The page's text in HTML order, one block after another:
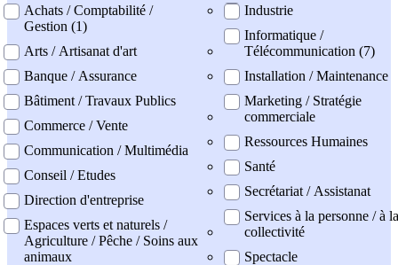
professionel
Achats / Comptabilité /
Gestion (1)
Arts / Artisanat d'art
Banque / Assurance
Bâtiment / Travaux Publics
Commerce / Vente
Communication / Multimédia
Conseil / Etudes
Direction d'entreprise
Espaces verts et naturels /
Agriculture / Pêche / Soins aux
animaux
Industrie
Informatique /
Télécommunication (7)
Installation / Maintenance
Marketing / Stratégie
commerciale
Ressources Humaines
Santé
Secrétariat / Assistanat
Services à la personne / à la
collectivité
Spectacle